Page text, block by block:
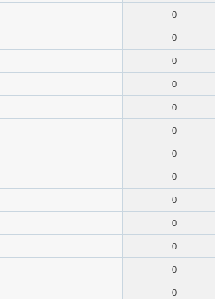
0
0
0
0
0
0
0
0
0
0
0
0
0